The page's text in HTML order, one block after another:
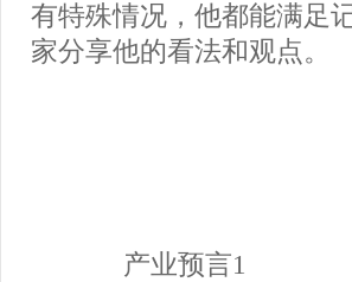
有特殊情况，他都能满足
家分享他的看法和观点。
产业预言1